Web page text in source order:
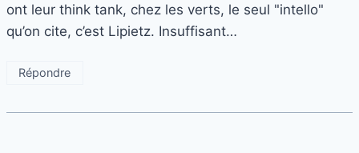
ont leur think tank, chez les verts, le seul "intello"
qu’on cite, c’est Lipietz. Insuffisant…
Répondre